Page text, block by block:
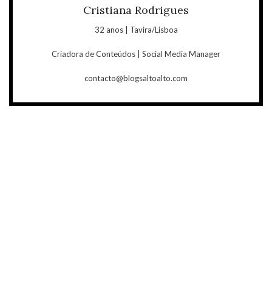
Cristiana Rodrigues
32 anos | Tavira/Lisboa
Criadora de Conteúdos | Social Media Manager
contacto@blogsaltoalto.com